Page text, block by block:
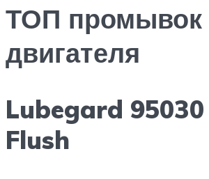
ТОП промывок
двигателя
Lubegard
Flush